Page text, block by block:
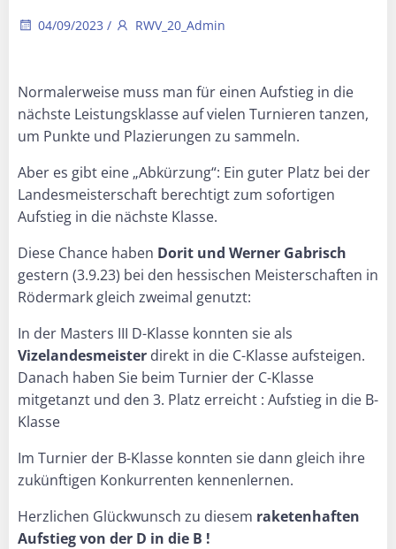
04/09/2023 / RWV_20_Admin
Normalerweise muss man für einen Aufstieg in die
nächste Leistungsklasse auf vielen Turnieren tanzen,
um Punkte und Plazierungen zu sammeln.
Aber es gibt eine „Abkürzung“: Ein guter Platz bei der
Landesmeisterschaft berechtigt zum sofortigen
Aufstieg in die nächste Klasse.
Diese Chance haben Dorit und Werner Gabrisch
gestern (3.9.23) bei den hessischen Meisterschaften in
Rödermark gleich zweimal genutzt:
In der Masters III D-Klasse konnten sie als
Vizelandesmeister direkt in die C-Klasse aufsteigen.
Danach haben Sie beim Turnier der C-Klasse
mitgetanzt und den 3. Platz erreicht : Aufstieg in die B-
Klasse
Im Turnier der B-Klasse konnten sie dann gleich ihre
zukünftigen Konkurrenten kennenlernen.
Herzlichen Glückwunsch zu diesem raketenhaften
Aufstieg von der D in die B !